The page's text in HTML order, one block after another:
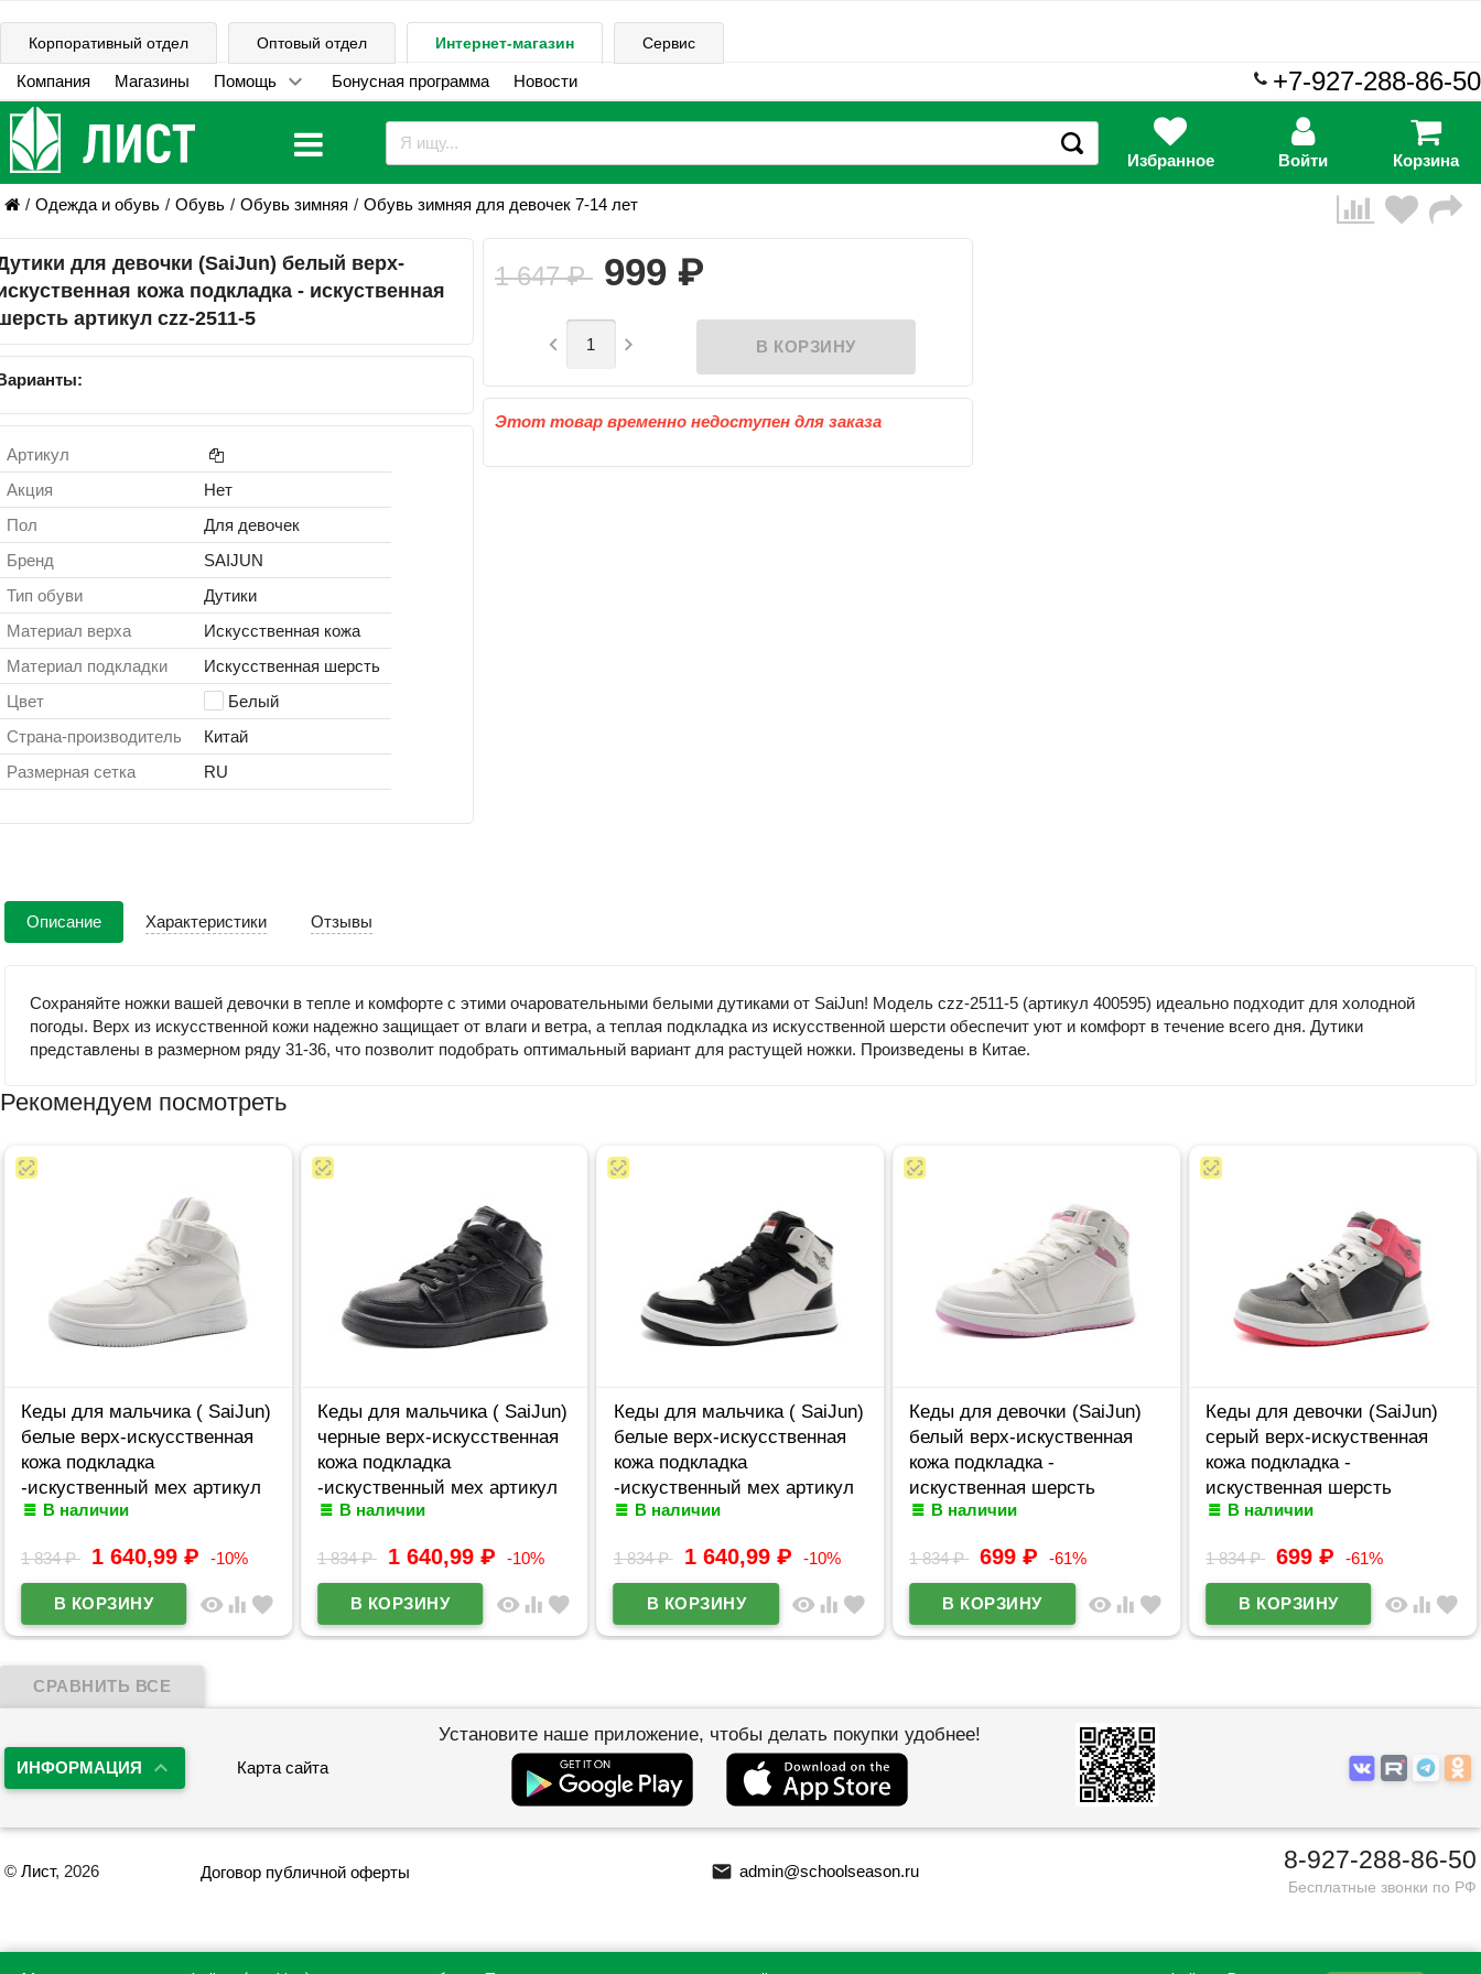
Корпоративный отдел Оптовый отдел Интернет-магазин Сервис
Компания Магазины Помощь Бонусная программа Новости +7-927-288-86-50
Избранное Войти Корзина
Одежда и обувь Обувь Обувь зимняя Обувь зимняя для девочек 7-14 лет
для девочки (SaiJun) белый верх-
кожа подкладка - искуственная
артикул czz-2511-5
Артикул
Акция
Нет
Пол
Для девочек
Бренд
SAIJUN
Тип обуви
Дутики
Материал верха
Искусственная кожа
Материал подкладки
Искусственная шерсть
Цвет
Белый
Страна-производитель
Китай
Размерная сетка
RU
1 647₽ 999 ₽
 
Этот товар временно недоступен для заказа
Описание Характеристики Отзывы
Сохраняйте ножки вашей девочки в тепле и комфорте с этими очаровательными белыми дутиками от SaiJun! Модель czz-2511-5 (артикул 400595) идеально подходит для холодной
погоды. Верх из искусственной кожи надежно защищает от влаги и ветра, а теплая подкладка из искусственной шерсти обеспечит уют и комфорт в течение всего дня. Дутики
представлены в размерном ряду 31-36, что позволит подобрать оптимальный вариант для растущей ножки. Произведены в Китае.
Рекомендуем посмотреть
Кеды для мальчика ( SaiJun)
белые верх-искусственная
кожа подкладка
-искуственный мех артикул
czz-C6560-4
В наличии
1 834₽ 1 640,99 ₽ -10%
visibility equalizer favorite
Кеды для мальчика ( SaiJun)
черные верх-искусственная
кожа подкладка
-искуственный мех артикул
czz-C6566-2
В наличии
1 834₽ 1 640,99 ₽ -10%
visibility equalizer favorite
Кеды для мальчика ( SaiJun)
белые верх-искусственная
кожа подкладка
-искуственный мех артикул
czz-C6566-1
В наличии
1 834₽ 1 640,99 ₽ -10%
visibility equalizer favorite
Кеды для девочки (SaiJun)
белый верх-искуственная
кожа подкладка -
искуственная шерсть
артикул czz-C6566-8
В наличии
1 834₽ 699₽ -61%
visibility equalizer favorite
Кеды для девочки (SaiJun)
серый верх-искуственная
кожа подкладка -
искуственная шерсть
артикул czz-C6566-3
В наличии
1 834₽ 699₽ -61%
visibility equalizer favorite
ИНФОРМАЦИЯ Карта сайта
Установите наше приложение, чтобы делать покупки удобнее!
© Лист, 2026 Договор публичной оферты email admin@schoolseason.ru 8-927-288-86-50
Бесплатные звонки по РФ